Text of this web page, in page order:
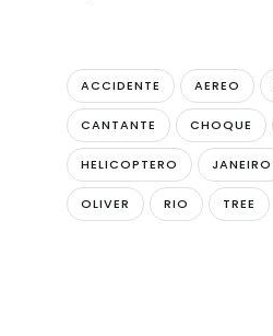
ACCIDENTE AEREO
CANTANTE CHOQUE
HELICOPTERO JANEIRO
OLIVER RIO TREE